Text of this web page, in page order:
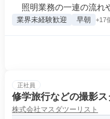
照明業務の一連の流れ
業界未経験歓迎 早朝 +17
正社員
修学旅行などの撮影
株式会社マスダツーリスト